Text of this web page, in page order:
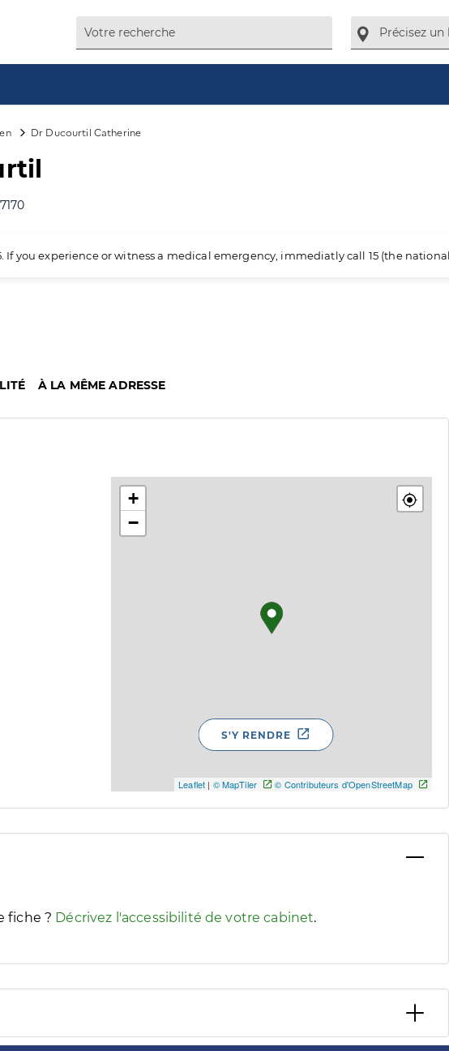
Dr Ducourtil Catherine
If you experience or witness a medical emergency, immediatly call 15 (the
À LA MÊME ADRESSE
+
−
Leaflet | © MapTiler © Contributeurs d'OpenStreetMap
S'Y RENDRE
spécifiques pour afficher les informations d'accessibilité associées
fiche ? Décrivez l'accessibilité de votre cabinet.